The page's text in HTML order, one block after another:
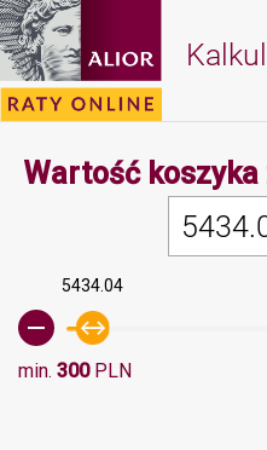
Wartość koszyka
5434.04
min. 300PLN